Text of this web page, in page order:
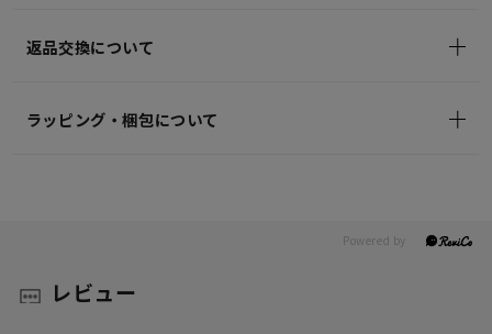
返品交換について
ラッピング・梱包について
レビュー